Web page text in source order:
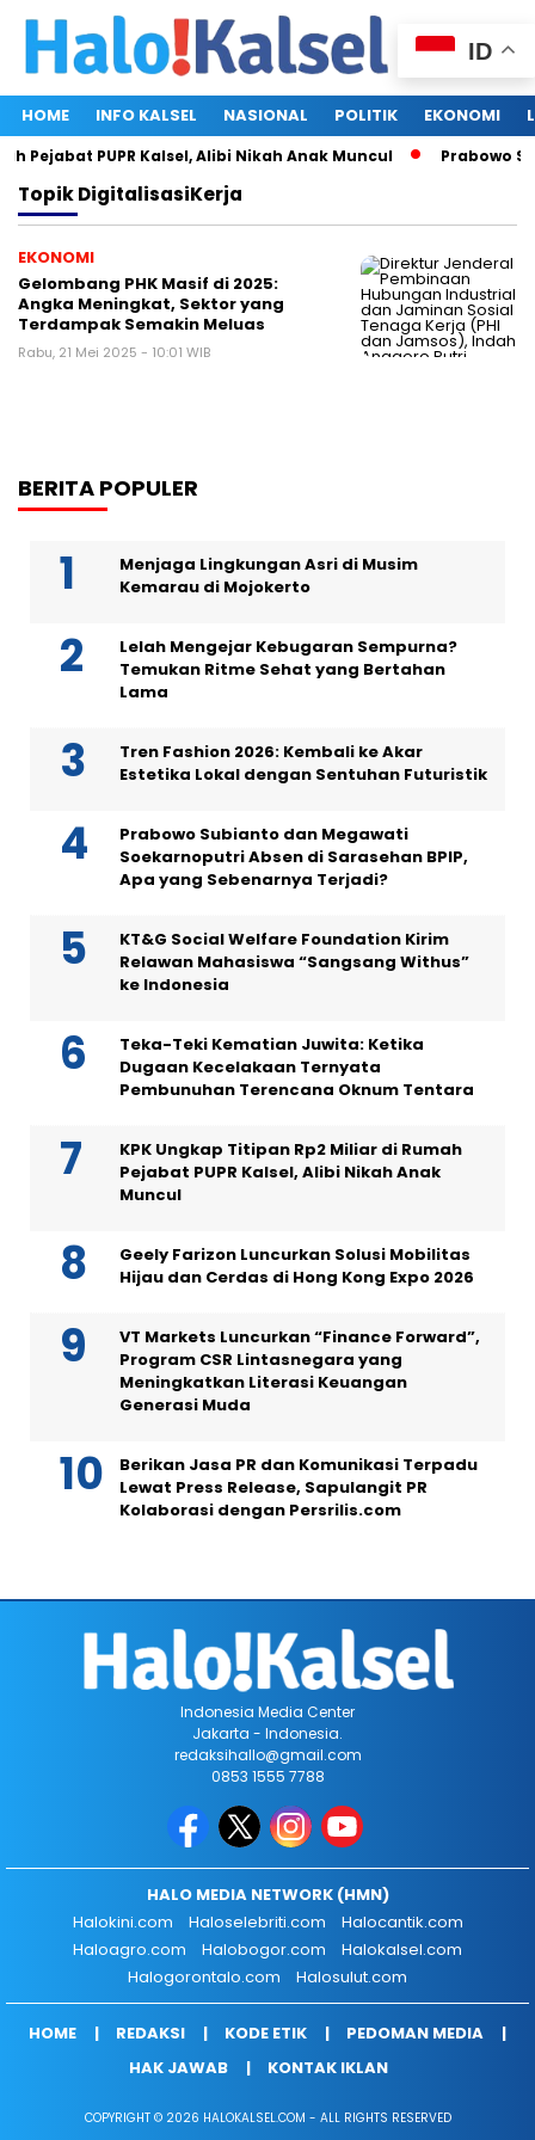
HOME INFO KALSEL NASIONAL POLITIK EKONOMI
Pejabat PUPR Kalsel, Alibi Nikah Anak Muncul Prabowo
TopikDigitalisasiKerja
EKONOMI
Gelombang PHK Masif di 2025:
Angka Meningkat, Sektor yang
Terdampak Semakin Meluas
Rabu, 21 Mei 2025 - 10:01 WIB
BERITA POPULER
Menjaga Lingkungan Asri di Musim
Kemarau di Mojokerto
Lelah Mengejar Kebugaran Sempurna?
Temukan Ritme Sehat yang Bertahan
Lama
Tren Fashion 2026: Kembali ke Akar
Estetika Lokal dengan Sentuhan Futuristik
Prabowo Subianto dan Megawati
Soekarnoputri Absen di Sarasehan BPIP,
Apa yang Sebenarnya Terjadi?
KT&G Social Welfare Foundation Kirim
Relawan Mahasiswa “Sangsang Withus”
ke Indonesia
Teka-Teki Kematian Juwita: Ketika
Dugaan Kecelakaan Ternyata
Pembunuhan Terencana Oknum Tentara
KPK Ungkap Titipan Rp2 Miliar di Rumah
Pejabat PUPR Kalsel, Alibi Nikah Anak
Muncul
Geely Farizon Luncurkan Solusi Mobilitas
Hijau dan Cerdas di Hong Kong Expo 2026
VT Markets Luncurkan “Finance Forward”,
Program CSR Lintasnegara yang
Meningkatkan Literasi Keuangan
Generasi Muda
Berikan Jasa PR dan Komunikasi Terpadu
Lewat Press Release, Sapulangit PR
Kolaborasi dengan Persrilis.com
ID
Indonesia Media Center
Jakarta - Indonesia.
redaksihallo@gmail.com
0853 1555 7788
HALO MEDIA NETWORK (HMN)
Halokini.com
Haloselebriti.com
Halocantik.com
Haloagro.com
Halobogor.com
Halokalsel.com
Halogorontalo.com
Halosulut.com
HOME REDAKSI KODE ETIK
PEDOMAN MEDIA
HAK JAWAB
KONTAK IKLAN
COPYRIGHT © 2026 HALOKALSEL.COM - ALL RIGHTS RESERVED